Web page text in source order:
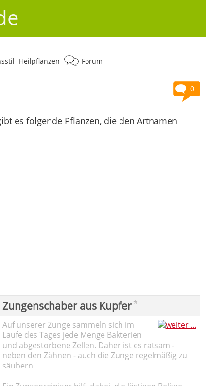
Heilpflanzen Forum
0
es folgende Pflanzen, die den Artnamen
Zungenschaber aus Kupfer*
Auf unserer Zunge sammeln sich im
Laufe des Tages jede Menge Bakterien
und abgestorbene Zellen. Daher ist es ratsam -
neben den Zähnen - auch die Zunge regelmäßig zu
säubern.